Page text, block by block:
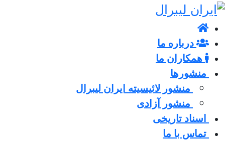
درباره ما
همکاران ما
منشورها
منشور لائیسیته ایران لیبرال
منشور آزادی
اسناد تاریخی
تماس با ما